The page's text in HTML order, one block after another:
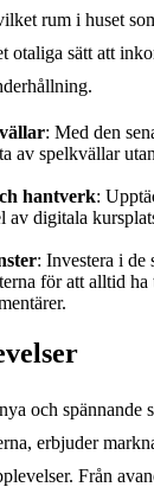
rum i huset
otaliga sätt att
: Med den
av spelkvällar
hantverk:
av digitala
: Investera i de
för att alltid
och spännande
erbjuder
Från